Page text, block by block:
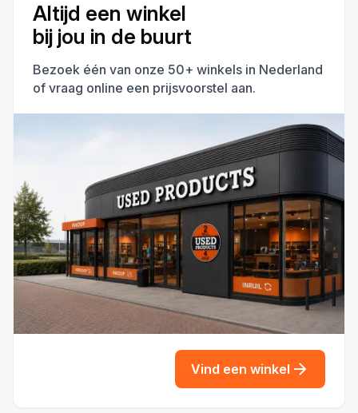
Altijd een winkel
bij jou in de buurt
Bezoek één van onze 50+ winkels in Nederland
of vraag online een prijsvoorstel aan.
Vind een winkel